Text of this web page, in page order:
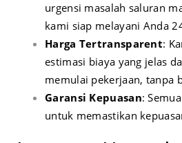
urgensi masalah saluran
kami siap melayani Anda
Harga Tertransparent:
estimasi biaya yang jelas
memulai pekerjaan, tanpa
Garansi Kepuasan:
untuk memastikan